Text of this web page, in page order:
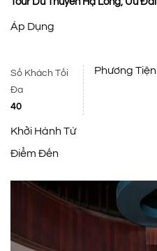
,
Áp Dụng
Số Khách Tối
Đa
40
Phương Tiện
Khởi Hành Từ
Điểm Đến